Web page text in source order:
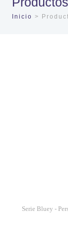
Inicio >
Serie Bluey -